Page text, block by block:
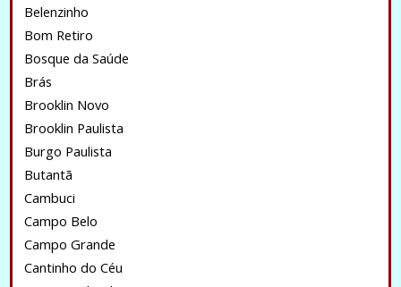
Belenzinho
Bom Retiro
Bosque da Saúde
Brás
Brooklin Novo
Brooklin Paulista
Burgo Paulista
Butantã
Cambuci
Campo Belo
Campo Grande
Cantinho do Céu